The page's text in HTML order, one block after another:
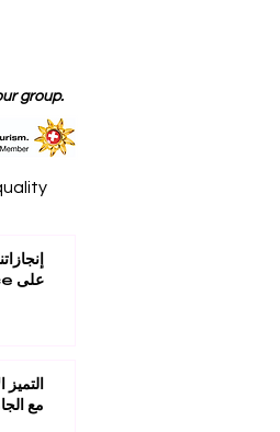
group.
على Web of Science
التميز
مع